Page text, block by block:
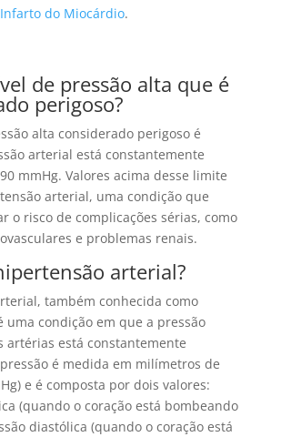
do Miocárdio.
de pressão alta que é
perigoso?
alta considerado perigoso é
arterial está constantemente
mmHg. Valores acima desse limite
arterial, uma condição que
o risco de complicações sérias, como
e problemas renais.
arterial?
também conhecida como
uma condição em que a pressão
artérias está constantemente
é medida em milímetros de
e é composta por dois valores:
(quando o coração está bombeando
diastólica (quando o coração está